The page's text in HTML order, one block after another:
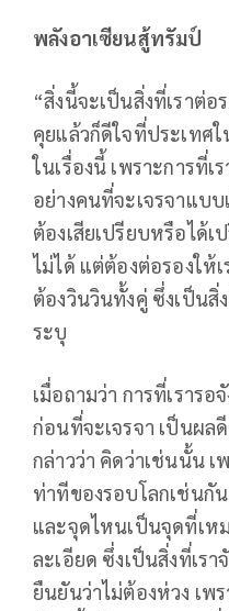
พลังอาเซียนสู้ทรัมป์
“สิ่งนี้จะเป็นสิ่งที่เราต่อ
คุยแล้วก็ดีใจที่ประเทศ
ในเรื่องนี้ เพราะการที่เ
อย่างคนที่จะเจรจาแบ
ต้องเสียเปรียบหรือได้
ไม่ได้ แต่ต้องต่อรองให้
ต้องวินวินทั้งคู่ ซึ่งเป็นสิ่
ระบุ
เมื่อถามว่า การที่เราร
ก่อนที่จะเจรจา เป็นผล
กล่าวว่า คิดว่าเช่นนั้น เ
ท่าทีของรอบโลกเช่นกัน
และจุดไหนเป็นจุดที่เห
ละเอียด ซึ่งเป็นสิ่งที่เร
ยืนยันว่าไม่ต้องห่วง เพ